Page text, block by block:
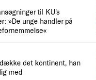
til KU's
»De unge handler på
det kontinent, han
med